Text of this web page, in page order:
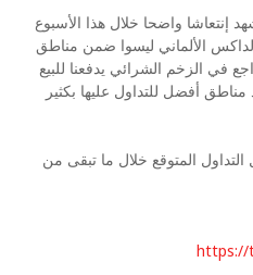
إنتعاشا واضحا خلال هذا الأسبوع
الألماني ليسوا ضمن مناطق
في الزخم الشرائي يدفعنا للبيع
أفضل للتداول عليها بكثير
المتوقع خلال ما تبقى من
https://